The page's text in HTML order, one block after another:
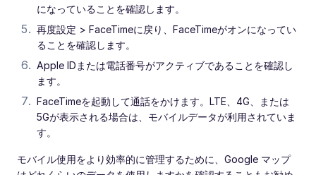
になっていることを確認します。
再度設定 > FaceTimeに戻り、FaceTimeがオンになってい
ることを確認します。
Apple IDまたは電話番号がアクティブであることを確認し
ます。
FaceTimeを起動して通話をかけます。LTE、4G、または
5Gが表示される場合は、モバイルデータが利用されていま
す。
モバイル使用をより効率的に管理するために、Google マップ